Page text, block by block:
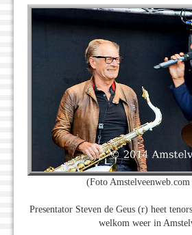
(Foto
Presentator Steven de Geus (r) heet
welkom weer in